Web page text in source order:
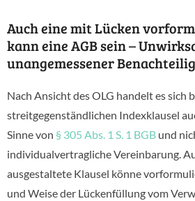
Auch eine mit Lücken
kann eine AGB sein –
unangemessener
Nach Ansicht des OLG handelt es sich
streitgegenständlichen Indexklausel
Sinne von § 305 Abs. 1 S. 1 BGB und
individualvertragliche Vereinbarung.
ausgestaltete Klausel könne
und Weise der Lückenfüllung vom